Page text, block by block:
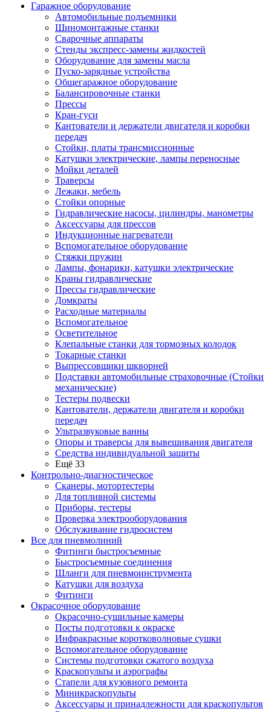
Гаражное оборудование
Автомобильные подъемники
Шиномонтажные станки
Сварочные аппараты
Стенды экспресс-замены жидкостей
Оборудование для замены масла
Пуско-зарядные устройства
Общегаражное оборудование
Балансировочные станки
Прессы
Кран-гуси
Кантователи и держатели двигателя и коробки
передач
Стойки, платы трансмиссионные
Катушки электрические, лампы переносные
Мойки деталей
Траверсы
Лежаки, мебель
Стойки опорные
Гидравлические насосы, цилиндры, манометры
Аксессуары для прессов
Индукционные нагреватели
Вспомогательное оборудование
Стяжки пружин
Лампы, фонарики, катушки электрические
Краны гидравлические
Прессы гидравлические
Домкраты
Расходные материалы
Вспомогательное
Осветительное
Клепальные станки для тормозных колодок
Токарные станки
Выпрессовщики шкворней
Подставки автомобильные страховочные (Стойки
механические)
Тестеры подвески
Кантователи, держатели двигателя и коробки
передач
Ультразвуковые ванны
Опоры и траверсы для вывешивания двигателя
Средства индивидуальной защиты
Ещё 33
Контрольно-диагностическое
Сканеры, мотортестеры
Для топливной системы
Приборы, тестеры
Проверка электрооборудования
Обслуживание гидросистем
Все для пневмолиний
Фитинги быстросъемные
Быстросъемные соединения
Шланги для пневмоинструмента
Катушки для воздуха
Фитинги
Окрасочное оборудование
Окрасочно-сушильные камеры
Посты подготовки к окраске
Инфракрасные коротковолновые сушки
Вспомогательное оборудование
Системы подготовки сжатого воздуха
Краскопульты и аэрографы
Стапели для кузовного ремонта
Миникраскопульты
Аксессуары и принадлежности для краскопультов